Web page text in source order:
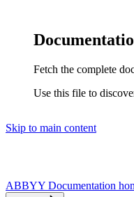
Fetch the complete
Use this file to
Skip to main content
ABBYY Documentation